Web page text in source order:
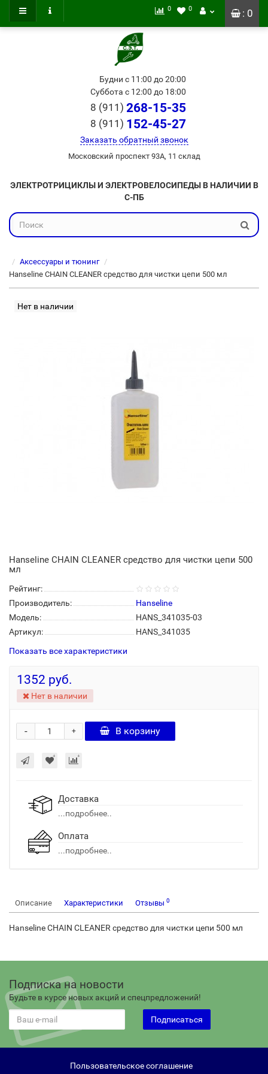
: 0
0 0
Будни с 11:00 до 20:00
Суббота с 12:00 до 18:00
8 (911) 268-15-35
8 (911) 152-45-27
Заказать обратный звонок
Московский проспект 93А, 11 склад
ЭЛЕКТРОТРИЦИКЛЫ И ЭЛЕКТРОВЕЛОСИПЕДЫ В НАЛИЧИИ В
С-ПБ
Аксессуары и тюнинг
Hanseline CHAIN CLEANER средство для чистки цепи 500 мл
Нет в наличии
Hanseline CHAIN CLEANER средство для чистки цепи 500
мл
Рейтинг:
Производитель:
Hanseline
Модель:
HANS_341035-03
Артикул:
HANS_341035
Показать все характеристики
1352 руб.
Нет в наличии
+
- В корзину
Доставка
...подробнее..
Оплата
...подробнее..
Описание Характеристики Отзывы 0
Hanseline CHAIN CLEANER средство для чистки цепи 500 мл
Подписка на новости
Будьте в курсе новых акций и спецпредложений!
Подписаться
Пользовательское соглашение